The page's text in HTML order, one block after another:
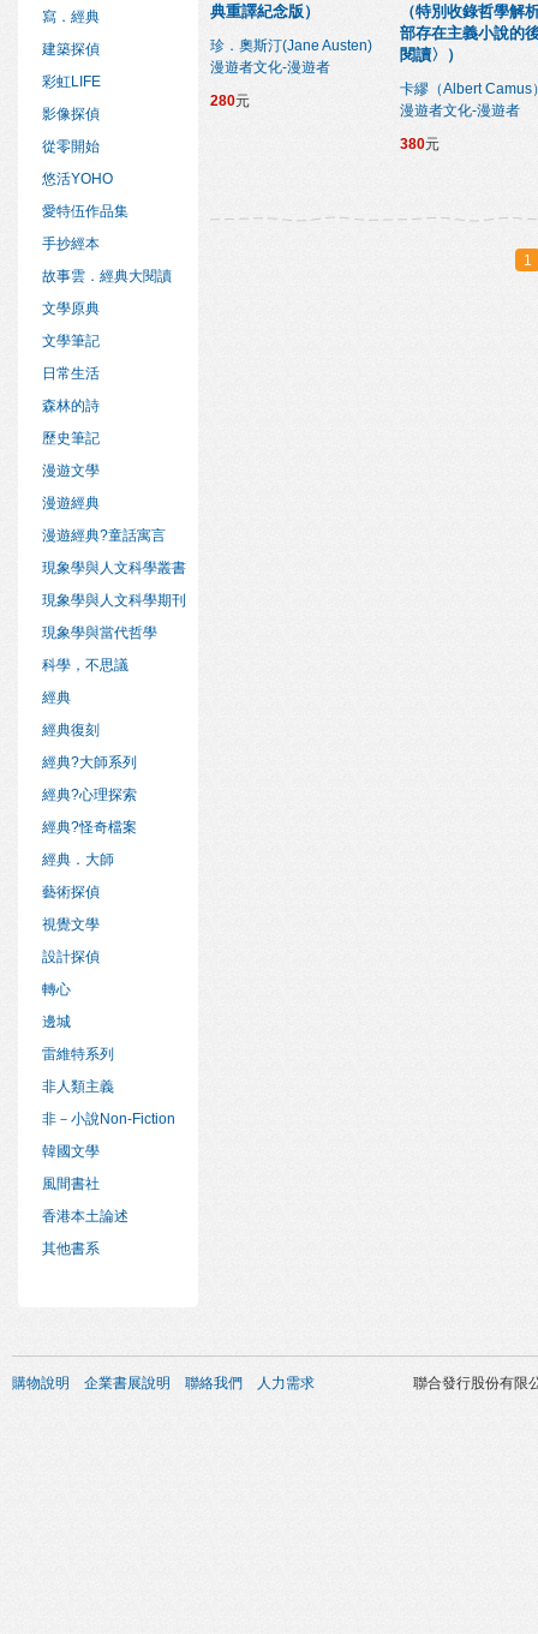
寫．經典
建築探偵
彩虹LIFE
影像探偵
從零開始
悠活YOHO
愛特伍作品集
手抄經本
故事雲．經典大閱讀
文學原典
文學筆記
日常生活
森林的詩
歷史筆記
漫遊文學
漫遊經典
漫遊經典?童話寓言
現象學與人文科學叢書
現象學與人文科學期刊
現象學與當代哲學
科學，不思議
經典
經典復刻
經典?大師系列
經典?心理探索
經典?怪奇檔案
經典．大師
藝術探偵
視覺文學
設計探偵
轉心
邊城
雷維特系列
非人類主義
非－小說Non-Fiction
韓國文學
風間書社
香港本土論述
其他書系
典重譯紀念版）
珍．奧斯汀(Jane Austen)
漫遊者文化-漫遊者
280元
（特別收錄哲學解
部存在主義小說的
閱讀〉）
卡繆（Albert Camus
漫遊者文化-漫遊者
380元
1
購物說明 企業書展說明 聯絡我們 人力需求 聯合發行股份有限